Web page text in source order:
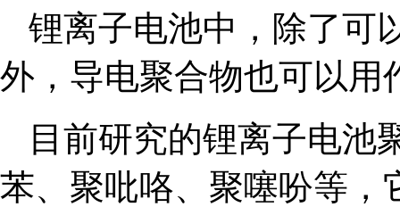
锂离子电池中，除了可
外，导电聚合物也可以用
目前研究的锂离子电池
苯、聚吡咯、聚噻吩等，